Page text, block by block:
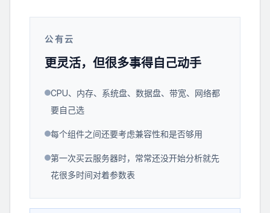
公有云
更灵活，但很多事得自己动手
CPU、内存、系统盘、数据盘、带宽、网络都
要自己选
每个组件之间还要考虑兼容性和是否够用
第一次买云服务器时，常常还没开始分析就先
花很多时间对着参数表